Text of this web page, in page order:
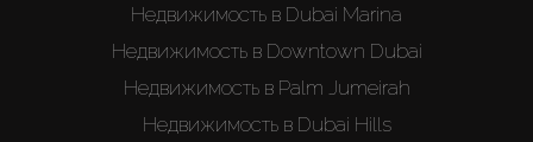
Недвижимость в Dubai Marina
Недвижимость в Downtown Dubai
Недвижимость в Palm Jumeirah
Недвижимость в Dubai Hills